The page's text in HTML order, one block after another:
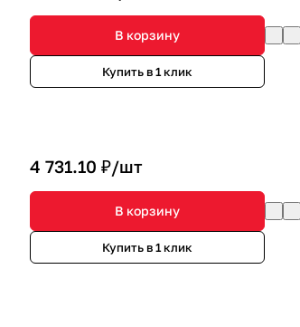
В корзину
Купить в 1 клик
4 731.10 ₽/шт
В корзину
Купить в 1 клик